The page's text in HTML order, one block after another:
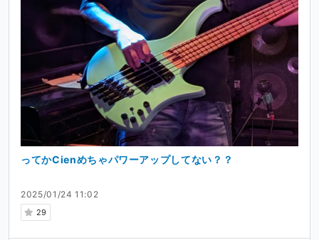
2025/01/24 11:02
29
ってかCienめちゃパワーアップしてない？？